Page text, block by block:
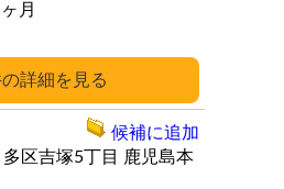
詳細
ヶ月
多区吉塚5丁目
鹿児島本
候補に追加